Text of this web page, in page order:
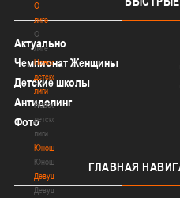
О
лиге
О
лиге
Новости
детской
лиги
Новости
детской
лиги
Юноши
Юноши
Девушки
Девушки
Актуально
Чемпионат Женщины
Детские школы
Антидопинг
Фото
ГЛАВНАЯ